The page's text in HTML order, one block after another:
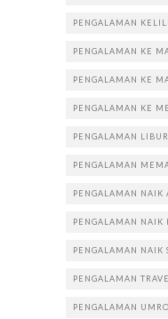
PENGALAMAN
PENGALAMAN KE
PENGALAMAN KE
PENGALAMAN KE
PENGALAMAN
PENGALAMAN
PENGALAMAN NAIK
PENGALAMAN NAIK
PENGALAMAN NAIK
PENGALAMAN
PENGALAMAN